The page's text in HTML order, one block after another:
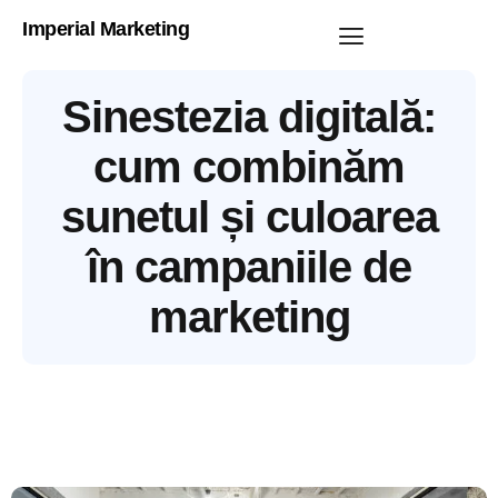
Imperial Marketing
Sinestezia digitală:
cum combinăm
sunetul și culoarea
în campaniile de
marketing